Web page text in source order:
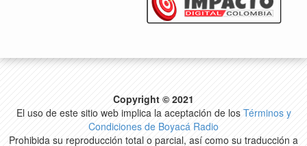
Copyright © 2021
El uso de este sitio web implica la aceptación de los Términos y
Condiciones de Boyacá Radio
Prohibida su reproducción total o parcial, así como su traducción a